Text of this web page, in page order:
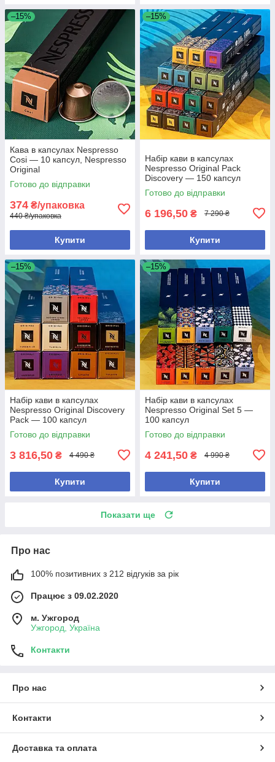
–15%
Кава в капсулах Nespresso
Cosi — 10 капсул, Nespresso
Original
Готово до відправки
374 ₴/упаковка
440 ₴/упаковка
Купити
–15%
Набір кави в капсулах
Nespresso Original Pack
Discovery — 150 капсул
Готово до відправки
6 196,50 ₴ 7 290 ₴
Купити
–15%
Набір кави в капсулах
Nespresso Original Discovery
Pack — 100 капсул
Готово до відправки
3 816,50 ₴ 4 490 ₴
Купити
–15%
Набір кави в капсулах
Nespresso Original Set 5 —
100 капсул
Готово до відправки
4 241,50 ₴ 4 990 ₴
Купити
Показати ще
Про нас
100% позитивних з 212 відгуків за рік
Працює з 09.02.2020
м. Ужгород
Ужгород, Україна
Контакти
Про нас
Контакти
Доставка та оплата